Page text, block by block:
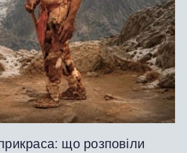
що розповіли